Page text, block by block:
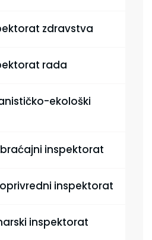
zdravstva
rada
ekološki
inspektorat
inspektorat
inspektorat